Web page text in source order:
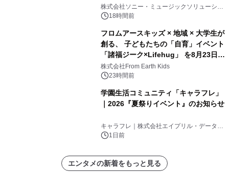
開始
株式会社ソニー・ミュージックソリューショ
ンズ18時間前
フロムアースキッズ × 地域 × 大学生が
創る、 子どもたちの「自育」イベント
「諸福ジーク×Lifehug」 を8月23日
(日)開催
株式会社From Earth Kids
23時間前
学園生活コミュニティ「キャラフレ」
｜2026『夏祭りイベント』のお知らせ
キャラフレ｜株式会社エイプリル・データ・
デザインズ
1日前
エンタメの新着をもっと見る